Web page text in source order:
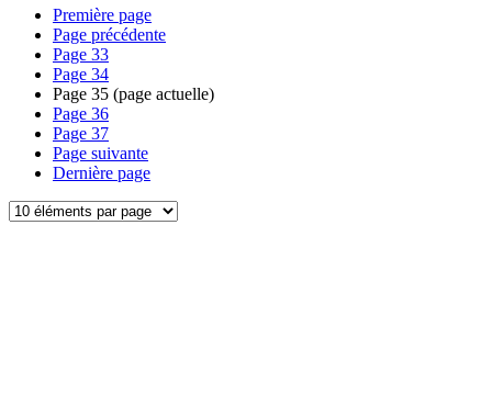
Première page
Page précédente
Page 33
Page 34
Page 35 (page actuelle)
Page 36
Page 37
Page suivante
Dernière page